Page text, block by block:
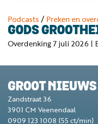
Podcasts / Preken en
GODS
Overdenking 7 juli 2026 |
GROOT
Zandstraat 36
3901 CM Veenendaal
0909 123 1008 (55 ct/min)
Privacy
reglement
Algemene